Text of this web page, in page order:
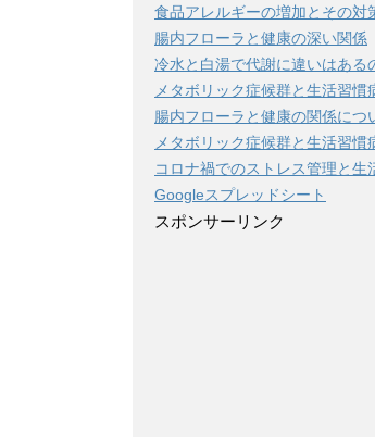
食品アレルギーの増加とその対
腸内フローラと健康の深い関係
冷水と白湯で代謝に違いはある
メタボリック症候群と生活習慣
腸内フローラと健康の関係につ
メタボリック症候群と生活習慣
コロナ禍でのストレス管理と生
Googleスプレッドシート
スポンサーリンク